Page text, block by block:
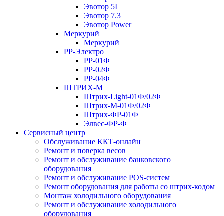
Эвотор 5I
Эвотор 7.3
Эвотор Power
Меркурий
Меркурий
РР-Электро
РР-01Ф
РР-02Ф
РР-04Ф
ШТРИХ-М
Штрих-Light-01Ф/02Ф
Штрих-М-01Ф/02Ф
Штрих-ФР-01Ф
Элвес-ФР-Ф
Сервисный центр
Обслуживание ККТ-онлайн
Ремонт и поверка весов
Ремонт и обслуживание банковского
оборудования
Ремонт и обслуживание POS-систем
Ремонт оборудования для работы со штрих-кодом
Монтаж холодильного оборудования
Ремонт и обслуживание холодильного
оборудования